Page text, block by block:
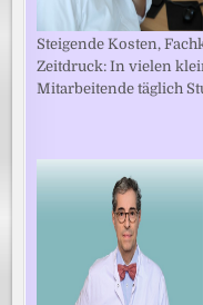
Steigende Kosten,
Zeitdruck: In vielen
Mitarbeitende täglich